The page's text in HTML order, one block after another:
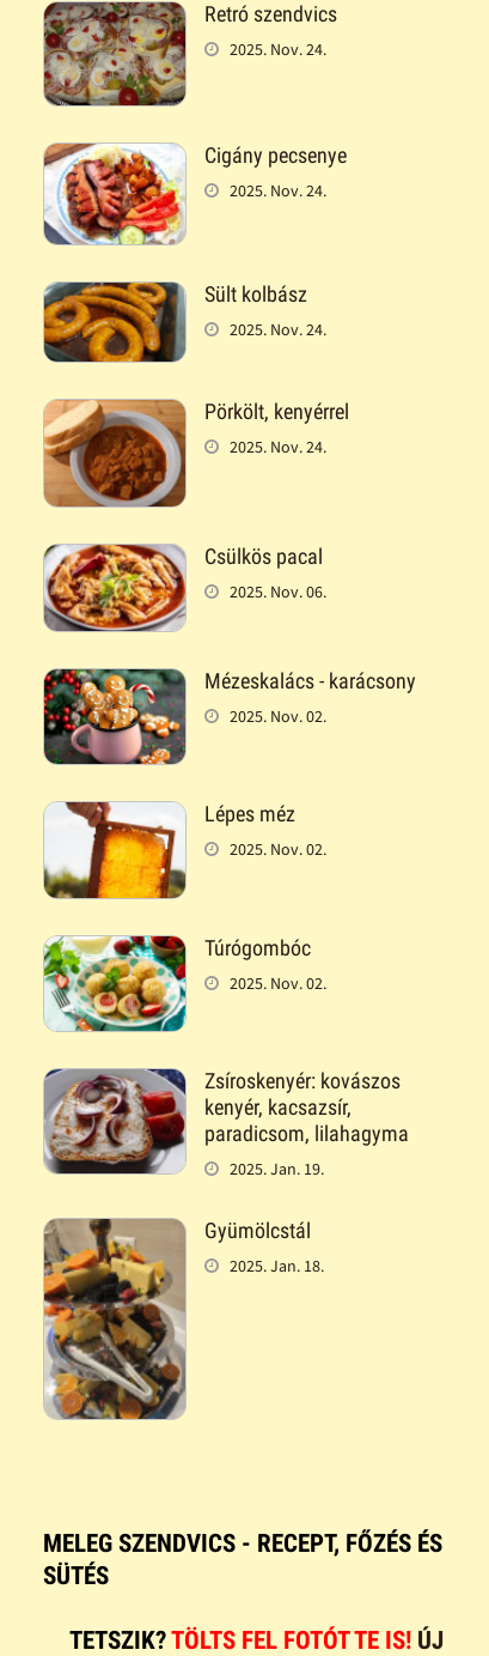
Retró szendvics
2025. Nov. 24.
Cigány pecsenye
2025. Nov. 24.
Sült kolbász
2025. Nov. 24.
Pörkölt, kenyérrel
2025. Nov. 24.
Csülkös pacal
2025. Nov. 06.
Mézeskalács - karácsony
2025. Nov. 02.
Lépes méz
2025. Nov. 02.
Túrógombóc
2025. Nov. 02.
Zsíroskenyér: kovászos
kenyér, kacsazsír,
paradicsom, lilahagyma
2025. Jan. 19.
Gyümölcstál
2025. Jan. 18.
MELEG SZENDVICS - RECEPT, FŐZÉS ÉS
SÜTÉS
TETSZIK?TÖLTS FEL FOTÓT TE IS! ÚJ